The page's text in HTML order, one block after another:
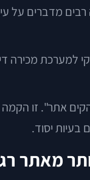
רבים מדברים
מכירה
אתר". זו
בעיות יסוד.
מאתר